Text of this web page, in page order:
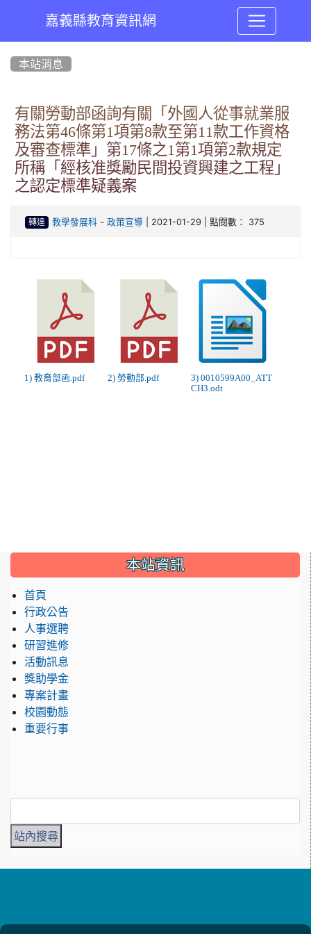
嘉義縣教育資訊網
本站消息
有關勞動部函詢有關「外國人從事就業服
務法第46條第1項第8款至第11款工作資格
及審查標準」第17條之1第1項第2款規定
所稱「經核准獎勵民間投資興建之工程」
之認定標準疑義案
轉達 教學發展科- 政策宣導| 2021-01-29 | 點閱數： 375
1) 教育部函.pdf 2) 勞動部.pdf
3) 0010599A00_ATT
CH3.odt
::: 本站資訊
首頁
行政公告
人事選聘
研習進修
活動訊息
獎助學金
專案計畫
校園動態
重要行事